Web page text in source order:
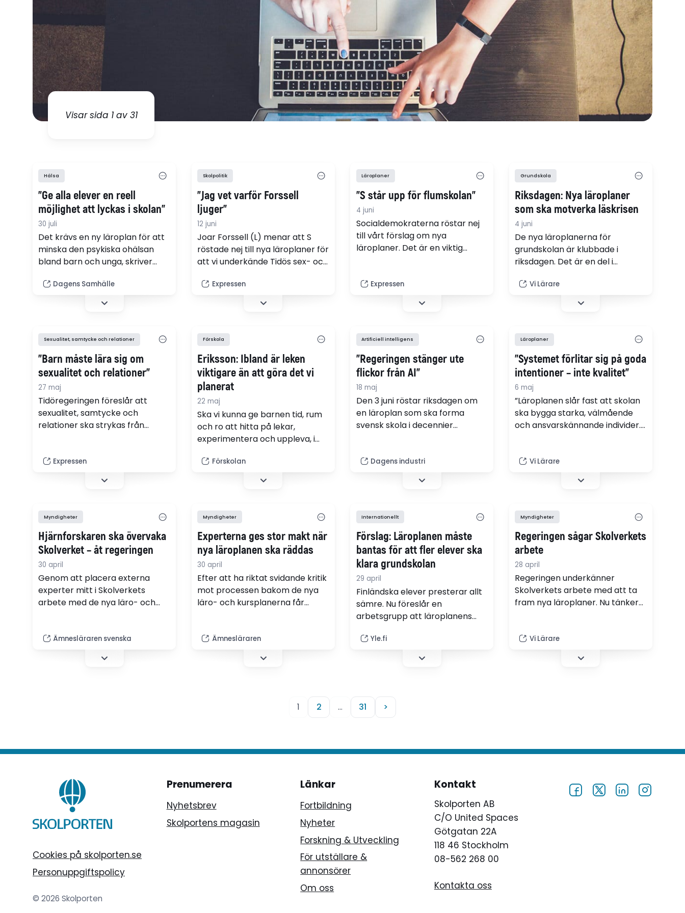
Visar sida 1 av 31
Hälsa
”Ge alla elever en reell
möjlighet att lyckas i skolan”
30 juli
Det krävs en ny läroplan för att
minska den psykiska ohälsan
bland barn och unga, skriver
och grundare av Praktikertjänst
Stockholm Kids BUMM.
Dagens Samhälle
Skolpolitik
"Jag vet varför Forssell
ljuger"
12 juni
Joar Forssell (L) menar att S
röstade nej till nya läroplaner för
att vi underkände Tidös sex- och
sant. Men det är ovärdigt, skriver
Anders Ygeman (S).
Expressen
Läroplaner
"S står upp för flumskolan"
4 juni
Socialdemokraterna röstar nej
till vårt förslag om nya
läroplaner. Det är en viktig
för flumskolan, skriver Joar
Forssell (L).
Expressen
Grundskola
Riksdagen: Nya läroplaner
som ska motverka läskrisen
4 juni
De nya läroplanerna för
grundskolan är klubbade i
riksdagen. Det är en del i
motverka läskrisen – och det
faktum att var fjärde elev inte
Vi Lärare
Sexualitet, samtycke och relationer
"Barn måste lära sig om
sexualitet och relationer"
27 maj
Tidöregeringen föreslår att
sexualitet, samtycke och
relationer ska strykas från
för många barn är skolan den
enda plats där man möter
värderingar om jämställdhet,
värde, skriver Lawen Redar (S)
och Anders Ygeman (S).
Expressen
Förskola
Eriksson: Ibland är leken
viktigare än att göra det vi
planerat
22 maj
Ska vi kunna ge barnen tid, rum
och ro att hitta på lekar,
experimentera och uppleva, i
ibland fånga stunden när den
kommer och våga vika av från
en krönika.
Förskolan
Artificiell intelligens
"Regeringen stänger ute
flickor från AI"
18 maj
Den 3 juni röstar riksdagen om
en läroplan som ska forma
svensk skola i decennier
behöver skolan ge alla elever
möjlighet att förstå, använda
och kritiskt granska tekniken.
fråga om Sveriges
kompetensförsörjning, skriver
beslutsfattare från olika
branscher.
Dagens industri
Läroplaner
”Systemet förlitar sig på goda
intentioner – inte kvalitet”
6 maj
”Läroplanen slår fast att skolan
ska bygga starka, välmående
och ansvarskännande individer.
system för att följa upp eller
kvalitetssäkra detta uppdrag på
individnivå”. Nicholas Murigu
utveckling och välmående.
Vi Lärare
Myndigheter
Hjärnforskaren ska övervaka
Skolverket – åt regeringen
30 april
Genom att placera externa
experter mitt i Skolverkets
arbete med de nya läro- och
myndigheten. "Jag tolkar det
som ett uttryck för en otålighet
från statsmaktens sida över hur
Ämnesläraren svenska
Myndigheter
Experterna ges stor makt när
nya läroplanen ska räddas
30 april
Efter att ha riktat svidande kritik
mot processen bakom de nya
läro- och kursplanerna får
stort inflytande över arbetet.
Fler av dem är med i skrivandet
av de nya kursplanerna.
Ämnesläraren
Internationellt
Förslag: Läroplanen måste
bantas för att fler elever ska
klara grundskolan
29 april
Finländska elever presterar allt
sämre. Nu föreslår en
arbetsgrupp att läroplanens
klarar grundskolan.
Yle.fi
Myndigheter
Regeringen sågar Skolverkets
arbete
28 april
Regeringen underkänner
Skolverkets arbete med att ta
fram nya läroplaner. Nu tänker
skärper vi kraven på Skolverket",
säger utbildningsminister
Simona Mohamsson (L).
Vi Lärare
1 2 … 31 >
Cookies på skolporten.se
Personuppgiftspolicy
© 2026 Skolporten
Prenumerera
Nyhetsbrev
Skolportens magasin
Länkar
Fortbildning
Nyheter
Forskning & Utveckling
För utställare &
annonsörer
Om oss
Kontakt
Skolporten AB
C/O United Spaces
Götgatan 22A
118 46 Stockholm
08-562 268 00
Kontakta oss